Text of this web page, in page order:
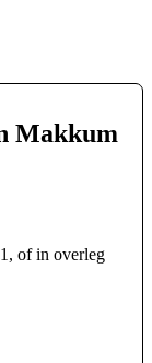
Makkum
of in overleg